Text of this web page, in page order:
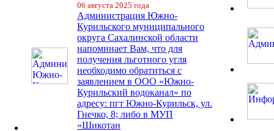
06 августа 2025 года
Администрация Южно-
Курильского муниципального
округа Сахалинской области
напоминает Вам, что для
получения льготного угля
необходимо обратиться с
заявлением в ООО «Южно-
Курильский водоканал» по
адресу: пгт Южно-Курильск, ул.
Гнечко, 8; либо в МУП
«Шикотан